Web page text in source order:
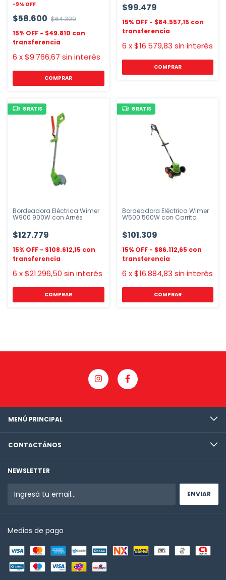
-9% OFF
$58.600 $64.399
$49.810
6 x$9.766,67 sin interés
$99.479
$84.557,15
6 x$16.579,83 sin interés
GRATIS
Bordeadora Eléctrica Wimer
W900 900W con Arnés
$127.779
$108.612,15
6 x$21.296,50 sin interés
GRATIS
Bordeadora Eléctrica Wimer
W500 500W con Carrito
$101.309
$86.112,65
6 x$16.884,83 sin interés
MENÚ PRINCIPAL
CONTACTÁNOS
NEWSLETTER
Medios de pago